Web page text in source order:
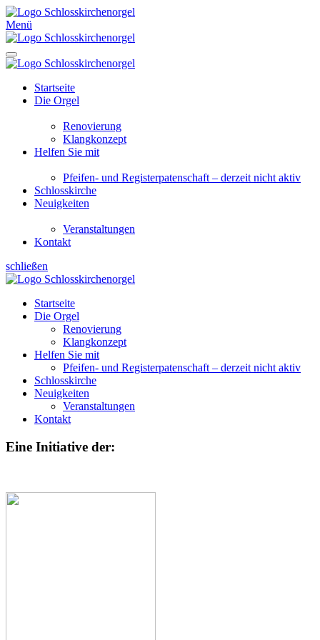
Menü
Startseite
Die Orgel
Renovierung
Klangkonzept
Helfen Sie mit
Pfeifen- und Registerpatenschaft – derzeit nicht aktiv
Schlosskirche
Neuigkeiten
Veranstaltungen
Kontakt
schließen
Startseite
Die Orgel
Renovierung
Klangkonzept
Helfen Sie mit
Pfeifen- und Registerpatenschaft – derzeit nicht aktiv
Schlosskirche
Neuigkeiten
Veranstaltungen
Kontakt
Eine Initiative der: